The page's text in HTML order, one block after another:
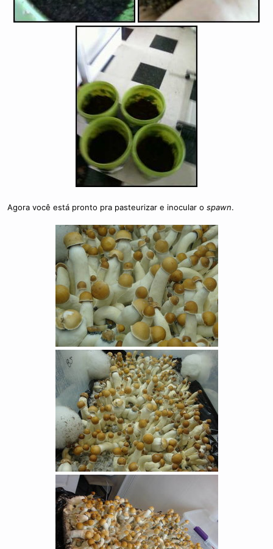
Agora você está pronto pra pasteurizar e inocular o spawn.